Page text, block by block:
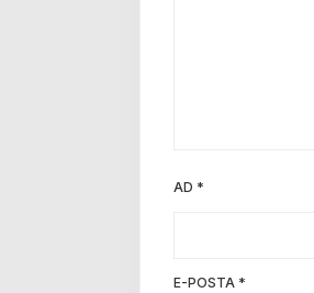
AD *
E-POSTA *